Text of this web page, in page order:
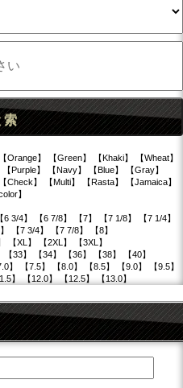
】 【Green】 【Khaki】 【Wheat】
Purple】 【Navy】 【Blue】 【Gray】
Check】 【Multi】 【Rasta】 【Jamaica】
】
3/4】 【6 7/8】 【7】 【7 1/8】 【7 1/4】
【7 3/4】 【7 7/8】 【8】
【XL】 【2XL】 【3XL】
33】 【34】 【36】 【38】 【40】
】 【7.5】 【8.0】 【8.5】 【9.0】 【9.5】
】 【12.0】 【12.5】 【13.0】